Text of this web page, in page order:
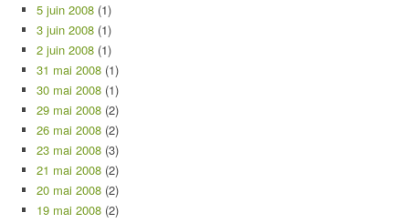
5 juin 2008 (1)
3 juin 2008 (1)
2 juin 2008 (1)
31 mai 2008 (1)
30 mai 2008 (1)
29 mai 2008 (2)
26 mai 2008 (2)
23 mai 2008 (3)
21 mai 2008 (2)
20 mai 2008 (2)
19 mai 2008 (2)